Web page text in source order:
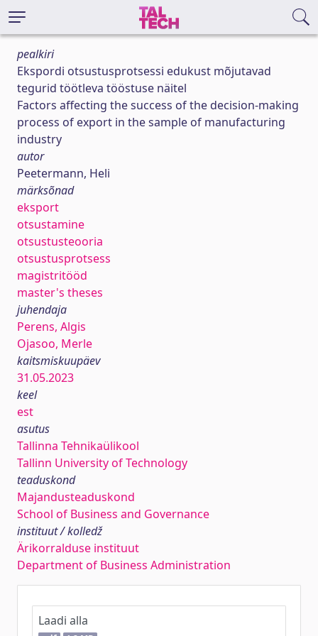
pealkiri
Ekspordi otsustusprotsessi edukust mõjutavad
tegurid töötleva tööstuse näitel
Factors affecting the success of the decision-making
process of export in the sample of manufacturing
industry
autor
Peetermann, Heli
märksõnad
eksport
otsustamine
otsustusteooria
otsustusprotsess
magistritööd
master's theses
juhendaja
Perens, Algis
Ojasoo, Merle
kaitsmiskuupäev
31.05.2023
keel
est
asutus
Tallinna Tehnikaülikool
Tallinn University of Technology
teaduskond
Majandusteaduskond
School of Business and Governance
instituut / kolledž
Ärikorralduse instituut
Department of Business Administration
Laadi alla